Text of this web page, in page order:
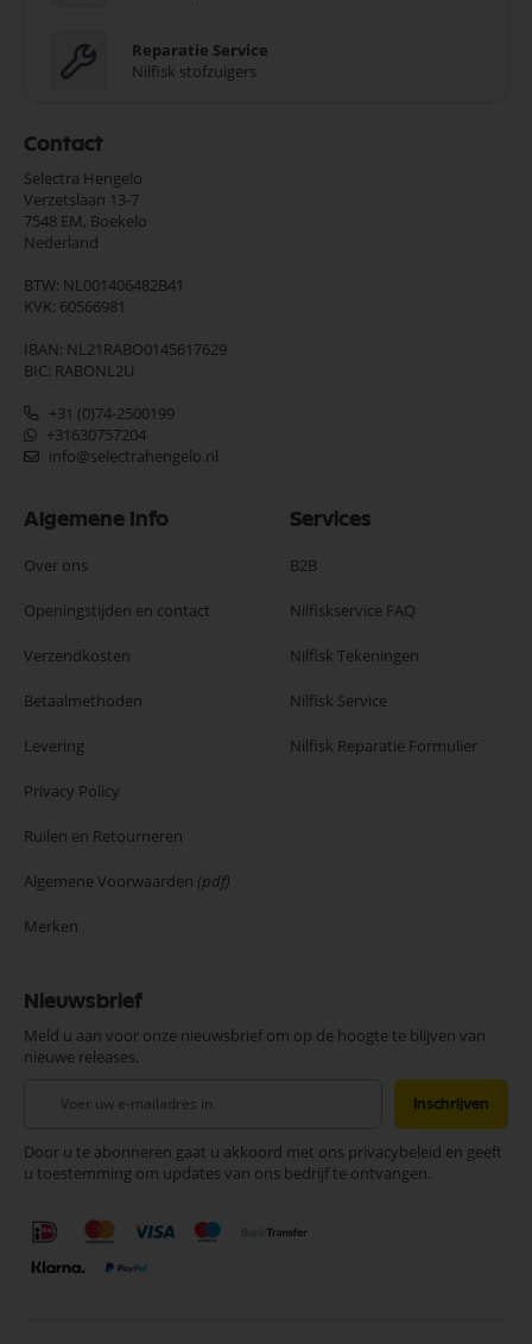
Reparatie Service
Nilfisk stofzuigers
Contact
Selectra Hengelo
Verzetslaan 13-7
7548 EM, Boekelo
Nederland
BTW: NL001406482B41
KVK: 60566981
IBAN: NL21RABO0145617629
BIC: RABONL2U
+31 (0)74-2500199
+31630757204
info@selectrahengelo.nl
Algemene Info
Over ons
Openingstijden en contact
Verzendkosten
Betaalmethoden
Levering
Privacy Policy
Ruilen en Retourneren
Algemene Voorwaarden (pdf)
Merken
Services
B2B
Nilfiskservice FAQ
Nilfisk Tekeningen
Nilfisk Service
Nilfisk Reparatie Formulier
Nieuwsbrief
Meld u aan voor onze nieuwsbrief om op de hoogte te blijven van
nieuwe releases.
onze
nieuwsbrief
Inschrijven
Door u te abonneren gaat u akkoord met ons privacybeleid en geeft
u toestemming om updates van ons bedrijf te ontvangen.